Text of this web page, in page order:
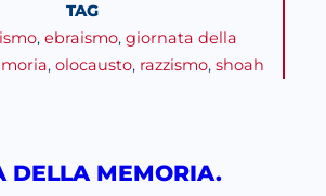
TAG
, ebraismo, giornata della
, olocausto, razzismo, shoah
DELLA MEMORIA.